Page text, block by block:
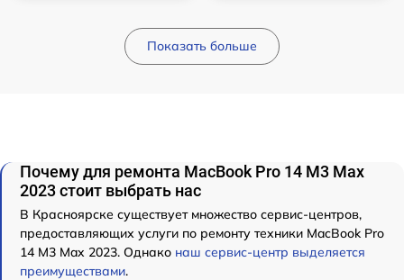
Показать больше
Почему для ремонта MacBook Pro 14 M3 Max
2023 стоит выбрать нас
В Красноярске существует множество сервис-центров,
предоставляющих услуги по ремонту техники MacBook Pro
14 M3 Max 2023. Однако наш сервис-центр выделяется
преимуществами.